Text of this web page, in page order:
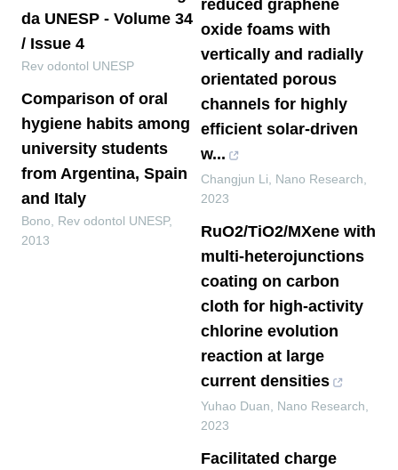
da UNESP - Volume 34
/ Issue 4
Rev odontol UNESP
Comparison of oral
hygiene habits among
university students
from Argentina, Spain
and Italy
Bono Rev odontol UNESP,
2013
reduced graphene
oxide foams with
vertically and radially
orientated porous
channels for highly
efficient solar-driven
w...
Changjun Li Nano Research
2023
RuO2/TiO2/MXene with
multi-heterojunctions
coating on carbon
cloth for high-activity
chlorine evolution
reaction at large
current densities
Yuhao Duan Nano Research
2023
Facilitated charge